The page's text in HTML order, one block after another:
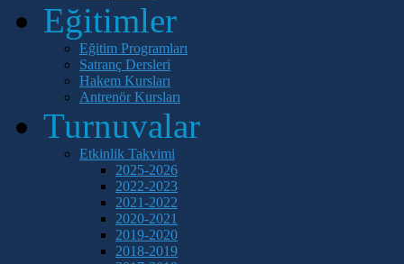
Eğitimler
Eğitim Programları
Satranç Dersleri
Hakem Kursları
Antrenör Kursları
Turnuvalar
Etkinlik Takvimi
2025-2026
2022-2023
2021-2022
2020-2021
2019-2020
2018-2019